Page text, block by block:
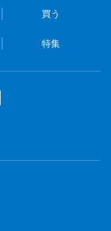
買う
特集